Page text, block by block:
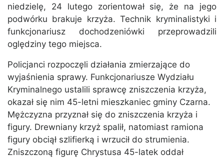
niedzielę, 24 lutego zorientował się, że na jego
podwórku brakuje krzyża. Technik kryminalistyki i
funkcjonariusz dochodzeniówki przeprowadzili
oględziny tego miejsca.
Policjanci rozpoczęli działania zmierzające do
wyjaśnienia sprawy. Funkcjonariusze Wydziału
Kryminalnego ustalili sprawcę zniszczenia krzyża,
okazał się nim 45-letni mieszkaniec gminy Czarna.
Mężczyzna przyznał się do zniszczenia krzyża i
figury. Drewniany krzyż spalił, natomiast ramiona
figury obciął szlifierką i wrzucił do strumienia.
Zniszczoną figurę Chrystusa 45-latek oddał